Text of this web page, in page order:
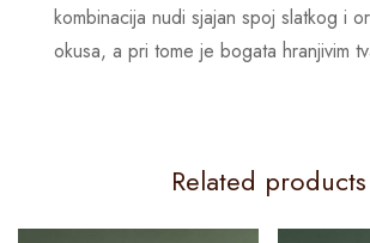
kombinacija nudi sjajan spoj slatkog i
okusa, a pri tome je bogata hranjivim
Related products